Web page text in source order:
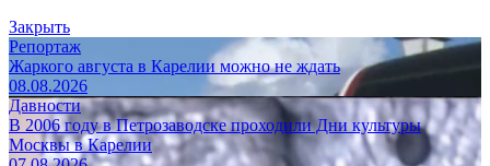
Закрыть
Репортаж
Жаркого августа в Карелии можно не ждать
08.08.2026
Давности
В 2006 году в Петрозаводске проходили Дни культуры
Москвы в Карелии